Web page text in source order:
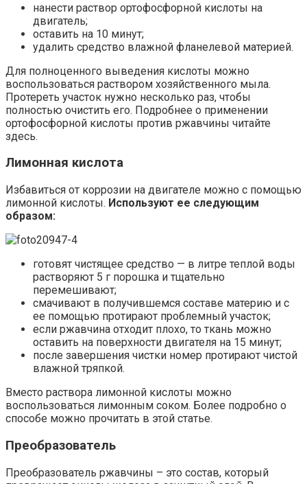
нанести раствор ортофосфорной кислоты на
двигатель;
оставить на 10 минут;
удалить средство влажной фланелевой материей.
Для полноценного выведения кислоты можно
воспользоваться раствором хозяйственного мыла.
Протереть участок нужно несколько раз, чтобы
полностью очистить его. Подробнее о применении
ортофосфорной кислоты против ржавчины читайте
здесь.
Лимонная кислота
Избавиться от коррозии на двигателе можно с помощью
лимонной кислоты. Используют ее следующим
образом:
готовят чистящее средство — в литре теплой воды
растворяют 5 г порошка и тщательно
перемешивают;
смачивают в получившемся составе материю и с
ее помощью протирают проблемный участок;
если ржавчина отходит плохо, то ткань можно
оставить на поверхности двигателя на 15 минут;
после завершения чистки номер протирают чистой
влажной тряпкой.
Вместо раствора лимонной кислоты можно
воспользоваться лимонным соком. Более подробно о
способе можно прочитать в этой статье.
Преобразователь
Преобразователь ржавчины – это состав, который